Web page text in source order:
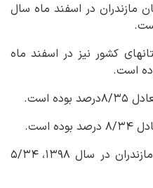
مازندران در اسفند ماه سال
کشور نیز در اسفند ماه
نرخ تورم مناطق شهری استان مازندران در سال ۱۳۹۸، ۵/۳۴